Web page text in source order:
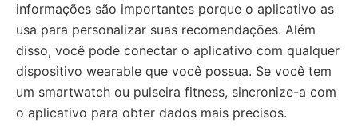
informações são importantes porque o aplicativo as
usa para personalizar suas recomendações. Além
disso, você pode conectar o aplicativo com qualquer
dispositivo wearable que você possua. Se você tem
um smartwatch ou pulseira fitness, sincronize-a com
o aplicativo para obter dados mais precisos.